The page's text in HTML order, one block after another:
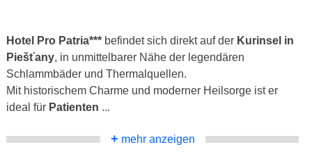
Hotel Pro Patria*** befindet sich direkt auf der Kurinsel in
Piešťany, in unmittelbarer Nähe der legendären
Schlammbäder und Thermalquellen.
Mit historischem Charme und moderner Heilsorge ist er
ideal für Patienten ...
+ mehr anzeigen